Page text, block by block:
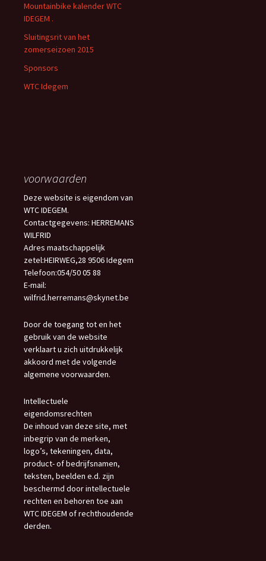
Mountainbike kalender WTC
IDEGEM .
Sluitingsrit van het
zomerseizoen 2015
Sponsors
WTC Idegem
voorwaarden
Deze website is eigendom van
WTC IDEGEM.
Contactgegevens: HERREMANS
WILFRID
Adres maatschappelijk
zetel:HEIRWEG,28 9506 Idegem
Telefoon:054/50 05 88
E-mail:
wilfrid.herremans@skynet.be
Door de toegang tot en het
gebruik van de website
verklaart u zich uitdrukkelijk
akkoord met de volgende
algemene voorwaarden.
Intellectuele
eigendomsrechten
De inhoud van deze site, met
inbegrip van de merken,
logo’s, tekeningen, data,
product- of bedrijfsnamen,
teksten, beelden e.d. zijn
beschermd door intellectuele
rechten en behoren toe aan
WTC IDEGEM of rechthoudende
derden.